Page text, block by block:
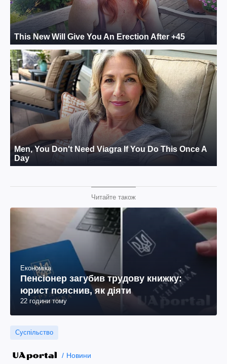
Читайте також
Економіка
Пенсіонер загубив трудову книжку:
юрист пояснив, як діяти
22 години тому
Суспільство
Новини